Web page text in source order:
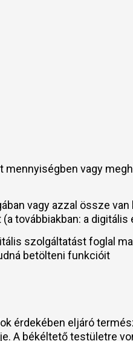
vagy
vagy azzal össze
továbbiakban: a
szolgáltatást foglal
betölteni funkcióit
érdekében eljáró
A békéltető testületre